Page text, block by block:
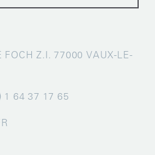
FOCH Z.I. 77000 VAUX-LE-
1 64 37 17 65